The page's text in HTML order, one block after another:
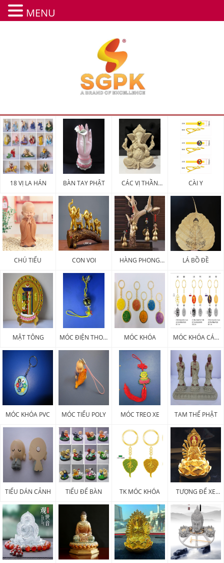
18 VỊ LA HÁN BÀN TAY PHẬT
CÁC VỊ THẦN
CÀI Y
CHÚ TIỂU CON VOI
HÀNG PHONG
LÁ BỒ ĐỀ
MẬT TÔNG
MÓC ĐIỆN THOẠI
MÓC KHÓA
MÓC KHÓA CÁC
MÓC KHÓA PVC MÓC TIỂU POLY MÓC TREO XE TAM THẾ PHẬT
TIỂU DÁN CẢNH TIỂU ĐỂ BÀN TK MÓC KHÓA
TƯỢNG ĐỂ XE
MENU